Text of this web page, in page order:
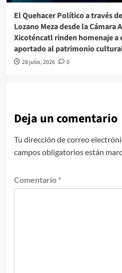
El Quehacer Político a través
Lozano Meza desde la Cámara
Xicoténcatl rinden homenaje a
aportado al patrimonio
28 julio, 2026 0
Deja un comentario
Tu dirección de correo
campos obligatorios están
Comentario *